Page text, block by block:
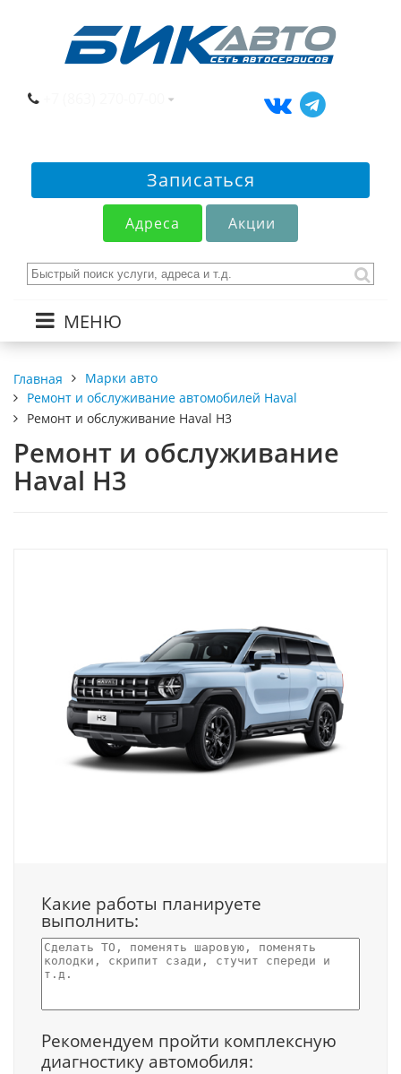
Записаться
Адреса Акции
МЕНЮ
Главная
Марки авто
Ремонт и обслуживание автомобилей Haval
Ремонт и обслуживание Haval H3
Ремонт и обслуживание
Haval H3
Какие работы планируете
выполнить:
Рекомендуем пройти комплексную
диагностику автомобиля: